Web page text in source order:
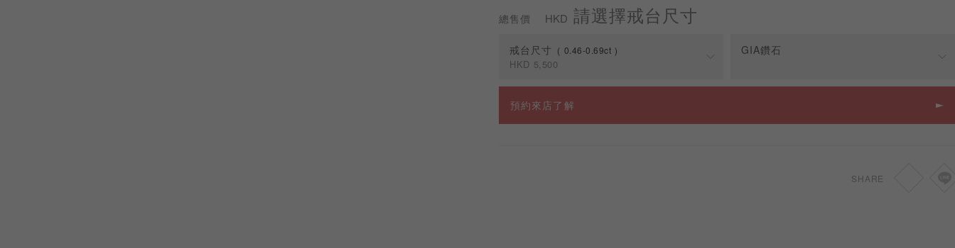
總售價 HKD 請選擇戒台尺寸
戒台尺寸 0.46-0.69ct
HKD 5,500
克拉 戒台價格
GIA鑽石
預約來店了解
SHARE